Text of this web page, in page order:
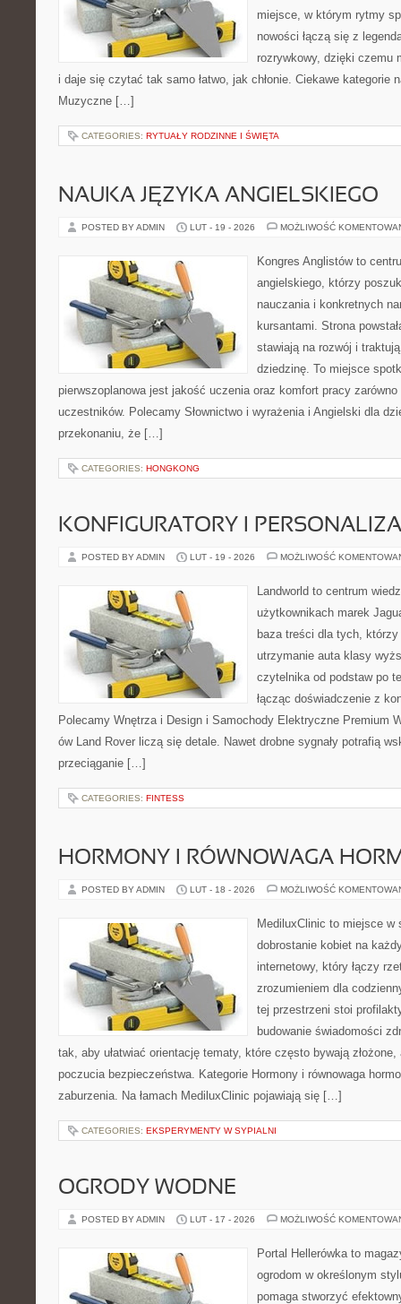
miejsce, w którym rytmy
nowości łączą się z
rozrywkowy, dzięki czemu
i daje się czytać tak samo łatwo, jak chłonie. Ciekawe kategorie
Muzyczne […]
CATEGORIES: RYTUAŁY RODZINNE I ŚWIĘTA
NAUKA JĘZYKA ANGIELSKIEGO
POSTED BY ADMIN LUT - 19 - 2026 MOŻLIWOŚĆ
Kongres Anglistów to
angielskiego, którzy
nauczania i konkretnych
kursantami. Strona
stawiają na rozwój i
dziedzinę. To miejsce
pierwszoplanowa jest jakość uczenia oraz komfort pracy
uczestników. Polecamy Słownictwo i wyrażenia i Angielski dla
przekonaniu, że […]
CATEGORIES: HONGKONG
KONFIGURATORY I
POSTED BY ADMIN LUT - 19 - 2026 MOŻLIWOŚĆ
Landworld to centrum
użytkownikach marek
baza treści dla tych,
utrzymanie auta klasy
czytelnika od podstaw po
łącząc doświadczenie z
Polecamy Wnętrza i Design i Samochody Elektryczne Premium
ów Land Rover liczą się detale. Nawet drobne sygnały potrafią
przeciąganie […]
CATEGORIES: FINTESS
HORMONY I RÓWNOWAGA
POSTED BY ADMIN LUT - 18 - 2026 MOŻLIWOŚĆ
MediluxClinic to miejsce
dobrostanie kobiet na
internetowy, który łączy
zrozumieniem dla
tej przestrzeni stoi
budowanie świadomości
tak, aby ułatwiać orientację tematy, które często bywają
poczucia bezpieczeństwa. Kategorie Hormony i równowaga
zaburzenia. Na łamach MediluxClinic pojawiają się […]
CATEGORIES: EKSPERYMENTY W SYPIALNI
OGRODY WODNE
POSTED BY ADMIN LUT - 17 - 2026 MOŻLIWOŚĆ
Portal Hellerówka to
ogrodom w określonym
pomaga stworzyć